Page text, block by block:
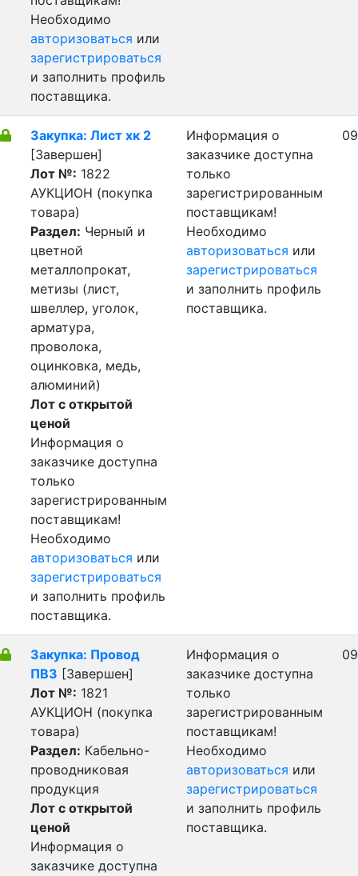
Необходимо
авторизоваться или
зарегистрироваться
и заполнить профиль
поставщика.
Закупка: Лист хк 2
[Завершен]
Лот №: 1822
АУКЦИОН (покупка
товара)
Раздел: Черный и
цветной
металлопрокат,
метизы (лист,
швеллер, уголок,
арматура,
проволока,
оцинковка, медь,
алюминий)
Лот с открытой
ценой
Информация о
заказчике доступна
только
зарегистрированным
поставщикам!
Необходимо
авторизоваться или
зарегистрироваться
и заполнить профиль
поставщика.
Информация о
заказчике доступна
только
зарегистрированным
поставщикам!
Необходимо
авторизоваться или
зарегистрироваться
и заполнить профиль
поставщика.
Закупка: Провод
ПВ3 [Завершен]
Лот №: 1821
АУКЦИОН (покупка
товара)
Раздел: Кабельно-
проводниковая
продукция
Лот с открытой
ценой
Информация о
заказчике доступна
Информация о
заказчике доступна
только
зарегистрированным
поставщикам!
Необходимо
авторизоваться или
зарегистрироваться
и заполнить профиль
поставщика.